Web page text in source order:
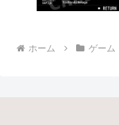
ホーム ゲーム